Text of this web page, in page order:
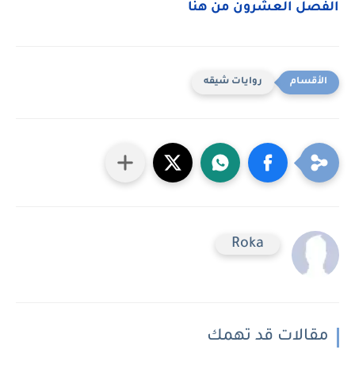
الفصل العشرون من هنا
روايات شيقه
Roka
مقالات قد تهمك